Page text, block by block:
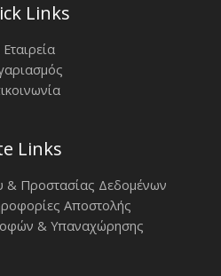
Links
Links
& Προστασίας Δεδομένων
Αποστολής
& Υπαναχώρησης